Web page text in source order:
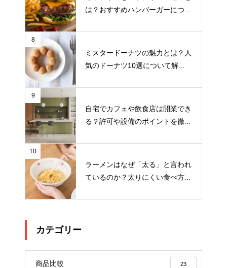
は？おすすめハンバーガーにつ...
8
ミスタードーナツの魅力とは？人
気のドーナツ10選について解...
9
自宅でカフェや飲食店は開業でき
る？許可や設備のポイントを徹...
10
ラーメンはなぜ「太る」と言われ
ているのか？太りにくい食べ方...
カテゴリー
商品比較 23